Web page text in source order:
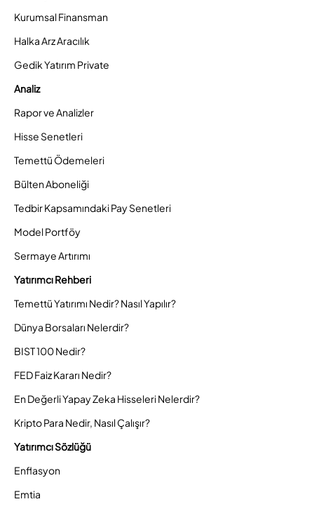
Kurumsal Finansman
Halka Arz Aracılık
Gedik Yatırım Private
Analiz
Rapor ve Analizler
Hisse Senetleri
Temettü Ödemeleri
Bülten Aboneliği
Tedbir Kapsamındaki Pay Senetleri
Model Portföy
Sermaye Artırımı
Yatırımcı Rehberi
Temettü Yatırımı Nedir? Nasıl Yapılır?
Dünya Borsaları Nelerdir?
BIST 100 Nedir?
FED Faiz Kararı Nedir?
En Değerli Yapay Zeka Hisseleri Nelerdir?
Kripto Para Nedir, Nasıl Çalışır?
Yatırımcı Sözlüğü
Enflasyon
Emtia